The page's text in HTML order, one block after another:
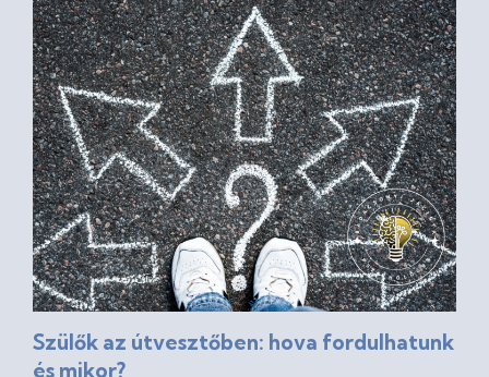
Szülők az útvesztőben: hova fordulhatunk
és mikor?